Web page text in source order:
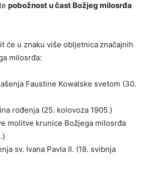
pobožnost u čast Božjeg milosrđa
će u znaku više obljetnica značajnih
milosrđa:
Faustine Kowalske svetom (30.
rođenja (25. kolovoza 1905.)
molitve krunice Božjega milosrđa
sv. Ivana Pavla II. (18. svibnja